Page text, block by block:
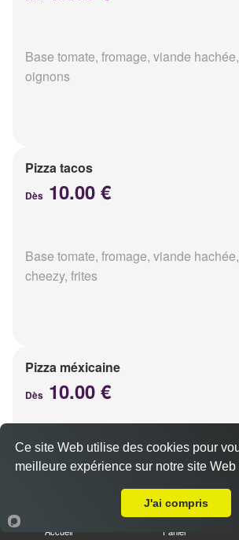
Base tomate, fromage, viande
oignons
Pizza tacos
Dès 10.00 €
Base tomate, fromage, viande
cheezy, frites
Pizza méxicaine
Dès 10.00 €
Base sauce barbecue, fromage,
chorizo, poivrons
Accueil Panier
Ce site Web utilise des cookies pour
meilleure expérience sur notre site Web
J'ai compris